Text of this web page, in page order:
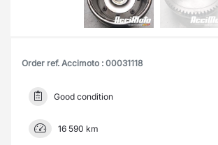
Order ref. Accimoto : 00031118
Good condition
16 590 km